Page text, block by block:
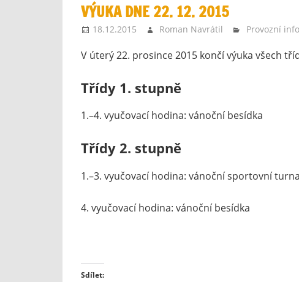
VÝUKA DNE 22. 12. 2015
18.12.2015 Roman Navrátil Provozní
V úterý 22. prosince 2015 končí výuka všech
Třídy 1. stupně
1.–4. vyučovací hodina: vánoční besídka
Třídy 2. stupně
1.–3. vyučovací hodina: vánoční sportovní
4. vyučovací hodina: vánoční besídka
Sdílet: